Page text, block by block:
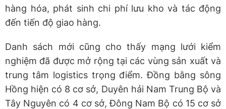
hàng hóa, phát sinh chi phí lưu kho và tác động
đến tiến độ giao hàng.
Danh sách mới cũng cho thấy mạng lưới kiểm
nghiệm đã được mở rộng tại các vùng sản xuất và
trung tâm logistics trọng điểm. Đồng bằng sông
Hồng hiện có 8 cơ sở, Duyên hải Nam Trung Bộ và
Tây Nguyên có 4 cơ sở, Đông Nam Bộ có 15 cơ sở